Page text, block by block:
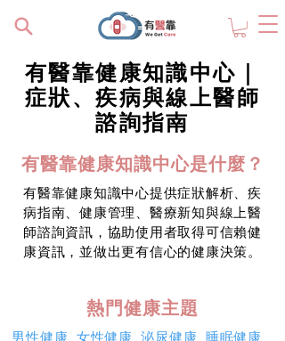
有醫靠健康知識中心｜
症狀、疾病與線上醫師
諮詢指南
有醫靠健康知識中心是什麼？
有醫靠健康知識中心提供症狀解析、疾
病指南、健康管理、醫療新知與線上醫
師諮詢資訊，協助使用者取得可信賴健
康資訊，並做出更有信心的健康決策。
熱門健康主題
男性健康 女性健康 泌尿健康 睡眠健康